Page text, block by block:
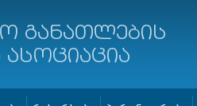
განათლების